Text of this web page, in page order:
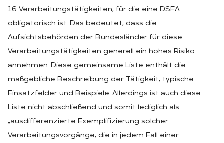
16 Verarbeitungstätigkeiten, für die eine DSFA
obligatorisch ist. Das bedeutet, dass die
Aufsichtsbehörden der Bundesländer für diese
Verarbeitungstätigkeiten generell ein hohes Risiko
annehmen. Diese gemeinsame Liste enthält die
maßgebliche Beschreibung der Tätigkeit, typische
Einsatzfelder und Beispiele. Allerdings ist auch diese
Liste nicht abschließend und somit lediglich als
„ausdifferenzierte Exemplifizierung solcher
Verarbeitungsvorgänge, die in jedem Fall einer